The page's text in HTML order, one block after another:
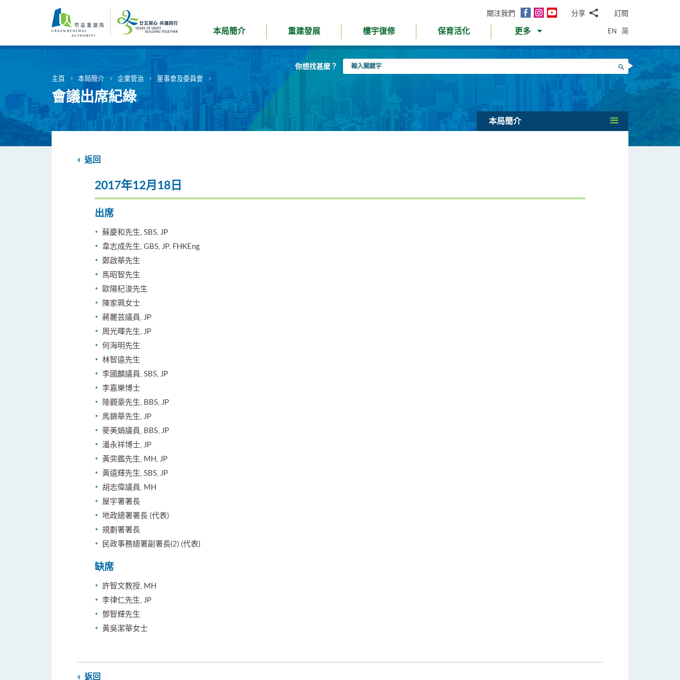
內
關注我們
面
InstagramYouTube分享
郵WhatsApp
微
信
面
書Twitter
LinkedIn
微
訂閱
本局簡介 重建發展 樓宇復修 保育活化 更多 EN 简
你想找甚麼？
入
搜尋
主頁 本局簡介 企業管治 董事會及委員會
會議出席紀綠
本局簡介
返回
2017年12月18日
出席
蘇慶和先生, SBS, JP
韋志成先生, GBS, JP, FHKEng
鄭啟華先生
馬昭智先生
歐陽杞浚先生
陳家珮女士
蔣麗芸議員, JP
周光暉先生, JP
何海明先生
林智遠先生
李國麟議員, SBS, JP
李嘉樂博士
陸觀豪先生, BBS, JP
馬錦華先生, JP
麥美娟議員, BBS, JP
潘永祥博士, JP
黃奕鑑先生, MH, JP
黃遠輝先生, SBS, JP
胡志偉議員, MH
屋宇署署長
地政總署署長 (代表)
規劃署署長
民政事務總署副署長(2) (代表)
缺席
許智文教授, MH
李律仁先生, JP
鄧智輝先生
黃吳潔華女士
返回